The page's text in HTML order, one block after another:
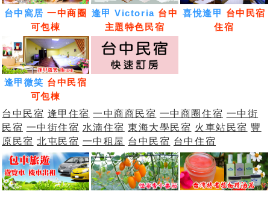
台中窩居 一中商圈
可包棟
逢甲 Victoria 台中
主題特色民宿
喜悅逢甲
台中民宿
住宿
逢甲微笑 台中民宿
可包棟
台中民宿 逢甲住宿 一中商商民宿 一中商圈住宿 一中街
民宿 一中街住宿 水湳住宿 東海大學民宿 火車站民宿 豐
原民宿 北屯民宿 一中租屋 台中民宿 台中住宿